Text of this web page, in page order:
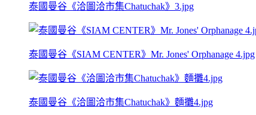
泰國曼谷《洽圖洽市集Chatuchak》3.jpg
泰國曼谷《SIAM CENTER》Mr. Jones' Orphanage 4.jpg
泰國曼谷《洽圖洽市集Chatuchak》麵攤4.jpg